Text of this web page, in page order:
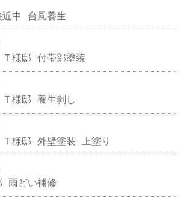
中 台風養生
様邸 付帯部塗装
様邸 養生剥し
様邸 外壁塗装 上塗り
雨どい補修